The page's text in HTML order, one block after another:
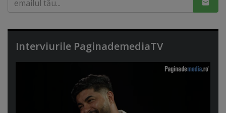
Interviurile PaginademediaTV